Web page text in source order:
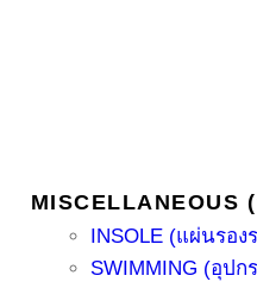
MISCELLANEOUS
INSOLE (แผ่นรอง
SWIMMING (อุป